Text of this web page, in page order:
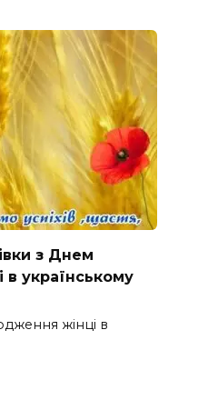
з Днем
українському
жінці в